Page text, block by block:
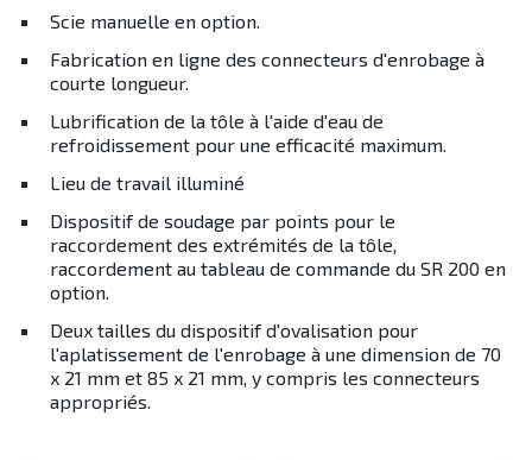
Scie manuelle en option.
Fabrication en ligne des connecteurs d'enrobage à
courte longueur.
Lubrification de la tôle à l'aide d'eau de
refroidissement pour une efficacité maximum.
Lieu de travail illuminé
Dispositif de soudage par points pour le
raccordement des extrémités de la tôle,
raccordement au tableau de commande du SR 200 en
option.
Deux tailles du dispositif d'ovalisation pour
l'aplatissement de l'enrobage à une dimension de 70
x 21 mm et 85 x 21 mm, y compris les connecteurs
appropriés.